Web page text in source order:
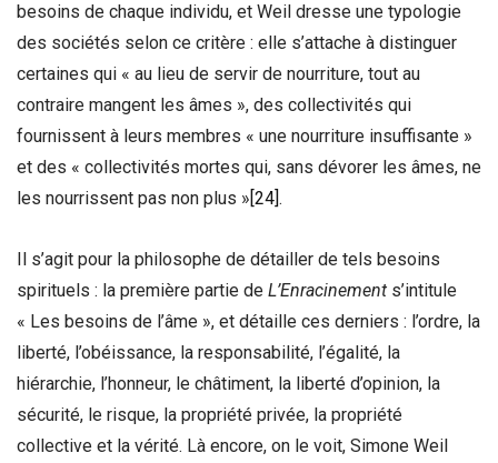
besoins de chaque individu, et Weil dresse une typologie
des sociétés selon ce critère : elle s’attache à distinguer
certaines qui « au lieu de servir de nourriture, tout au
contraire mangent les âmes », des collectivités qui
fournissent à leurs membres « une nourriture insuffisante »
et des « collectivités mortes qui, sans dévorer les âmes, ne
les nourrissent pas non plus » [24] .
Il s’agit pour la philosophe de détailler de tels besoins
spirituels : la première partie de L’Enracinement s’intitule
« Les besoins de l’âme », et détaille ces derniers : l’ordre, la
liberté, l’obéissance, la responsabilité, l’égalité, la
hiérarchie, l’honneur, le châtiment, la liberté d’opinion, la
sécurité, le risque, la propriété privée, la propriété
collective et la vérité. Là encore, on le voit, Simone Weil